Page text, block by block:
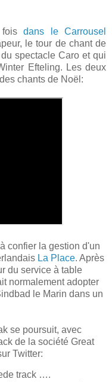
foisdans le Carrousel
le tour de chant de
spectacle Caro et qui
Efteling. Les deux
chants de Noël:
confier la gestion d'un
La Place. Après
du service à table
normalement adopter
le Marin dans un
se poursuit, avec
de la société Great
Twitter:
track ….